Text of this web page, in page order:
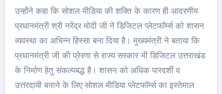
उन्होंने कहा कि सोशल मीडिया की शक्ति के कारण ही आदरणीय
प्रधानमंत्री श्री नरेंद्र मोदी जी ने डिजिटल प्लेटफॉर्म्स को शासन
व्यवस्था का अभिन्न हिस्सा बना दिया है। मुख्यमंत्री ने बताया कि
प्रधानमंत्री जी की प्रेरणा से राज्य सरकार भी डिजिटल उत्तराखंड
के निर्माण हेतु संकल्पबद्ध है। शासन को अधिक पारदर्शी व
उत्तरदायी बनाने के लिए सोशल मीडिया प्लेटफॉर्म्स का इस्तेमाल